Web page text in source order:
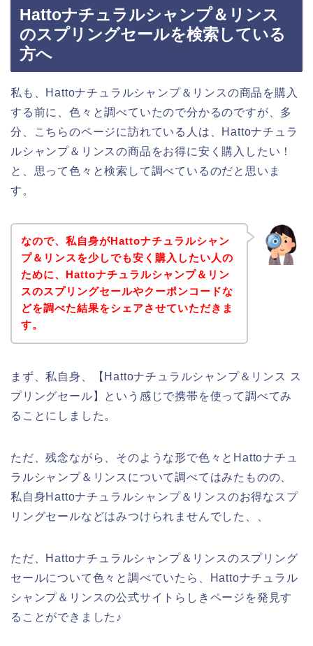
Hattoナチュラルシャンプ＆リンス
のスプリングセールを検索している
方へ
私も、Hattoナチュラルシャンプ＆リンスの商品を購入
する前に、色々と調べていたので分かるのですが、多
分、こちらのページに訪れている人は、Hattoナチュラ
ルシャンプ＆リンスの商品をお得に安く購入したい！
と、思って色々と検索して調べているのだと思いま
す。
なので、私自身がHattoナチュラルシャン
プ＆リンスを少しでも安く購入したい人の
ために、Hattoナチュラルシャンプ＆リン
スのスプリングセールやクーポンコードな
どを調べた結果をシェアさせていただきま
す。
まず、私自身、【Hattoナチュラルシャンプ＆リンス ス
プリングセール】という感じで携帯を使って調べてみ
ることにしました。
ただ、残念ながら、そのような形で色々とHattoナチュ
ラルシャンプ＆リンスについて調べてはみたものの、
私自身Hattoナチュラルシャンプ＆リンスのお得なスプ
リングセールなどはみつけられませんでした、、
ただ、Hattoナチュラルシャンプ＆リンスのスプリング
セールについて色々と調べていたら、Hattoナチュラル
シャンプ＆リンスの公式サイトらしきページを発見す
ることができました♪